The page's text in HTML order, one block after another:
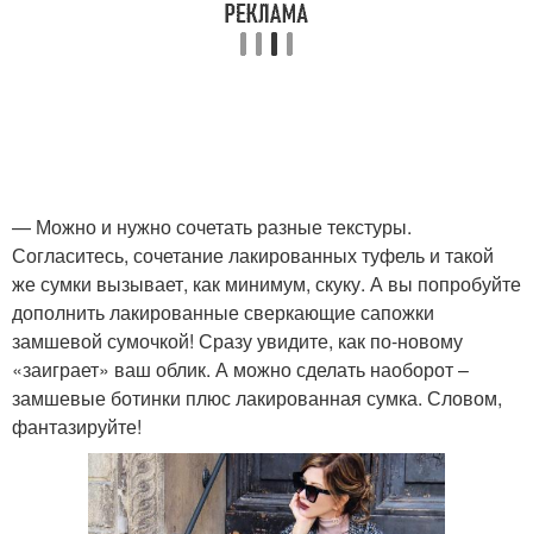
— Можно и нужно сочетать разные текстуры.
Согласитесь, сочетание лакированных туфель и такой
же сумки вызывает, как минимум, скуку. А вы попробуйте
дополнить лакированные сверкающие сапожки
замшевой сумочкой! Сразу увидите, как по-новому
«заиграет» ваш облик. А можно сделать наоборот –
замшевые ботинки плюс лакированная сумка. Словом,
фантазируйте!